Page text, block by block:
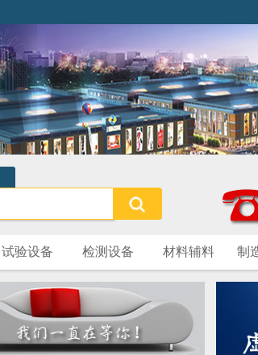
试验设备 检测设备 材料辅料 制